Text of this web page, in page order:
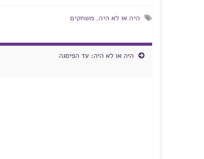
היה או לא היה, משחקים
היה או לא היה: עד הפיסגה